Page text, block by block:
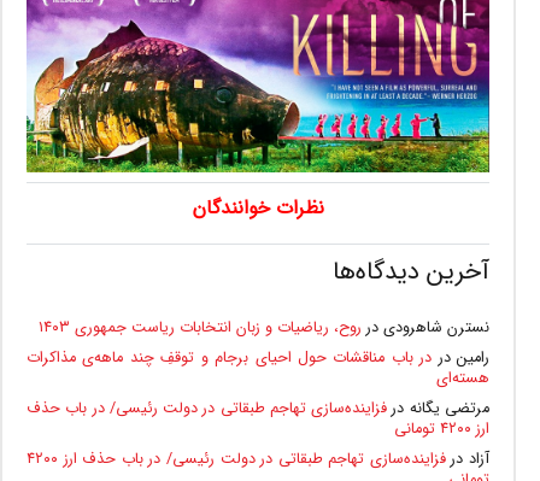
نظرات خوانندگان
آخرین دیدگاه‌ها
نسترن شاهرودی در روح، ریاضیات و زبان انتخابات ریاست جمهوری ۱۴۰۳
رامیندر در باب مناقشات حول احیای برجام و توقفِ چند ماهه‌ی مذاکرات
هسته‌ای
مرتضی یگانه در فزاینده‌سازی تهاجم طبقاتی در دولت رئیسی/ در باب حذف
ارز ۴۲۰۰ تومانی
آزاددر
فزاینده‌سازی تهاجم طبقاتی در دولت رئیسی/ در باب حذف ارز ۴۲۰۰